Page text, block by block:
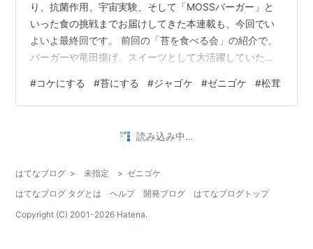
り、抗菌作用、宇宙実験、そして「MOSSバーガー」と
いった食の挑戦までお届けしてきた本連載も、今回でい
よいよ最終回です。 前回の「苔を食べる会」の紹介で、
バーガーや竜田揚げ、スイーツとして大活躍していたコ
（蛇苔）」です。 最終回は、この、コケ界の中でもひと
きわ異彩を放つ「ジャゴケ」という植物の、ディープで
い「蛇のコケ」 ジャゴケを漢字で書くと「蛇苔」。名前
にベタっと平べったく広がるタイプのコ…
#コケにする #苔にする #ジャゴケ #ゼニゴケ #松茸
haruのお茶ブログ • 4年前
ていたので、テラリウムを作りました。
寒い冬が終わり、今年もずいぶんと暖かくなりました